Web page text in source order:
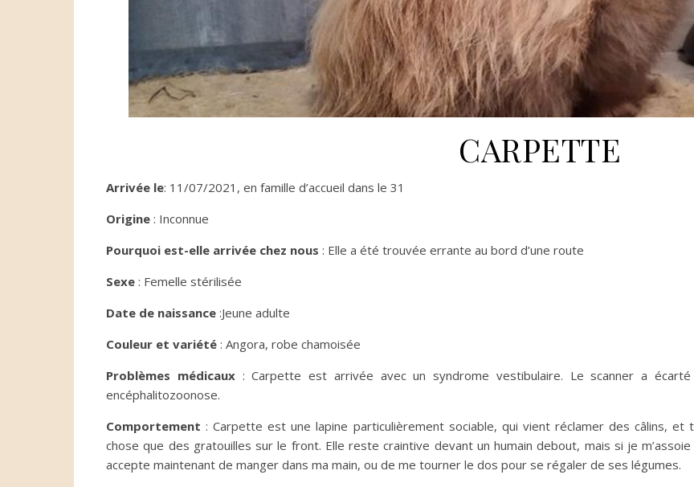
CARPETTE
Arrivée le: 11/07/2021, en famille d’accueil dans le 31
Origine : Inconnue
Pourquoi est-elle arrivée chez nous : Elle a été trouvée errante au bord d’une route
Sexe : Femelle stérilisée
Date de naissance :Jeune adulte
Couleur et variété : Angora, robe chamoisée
Problèmes médicaux : Carpette est arrivée avec un syndrome vestibulaire. Le scanner a
encéphalitozoonose.
Comportement: Carpette est une lapine particulièrement sociable, qui vient réclamer des câlins,
chose que des gratouilles sur le front. Elle reste craintive devant un humain debout, mais si je
accepte maintenant de manger dans ma main, ou de me tourner le dos pour se régaler de ses légumes.